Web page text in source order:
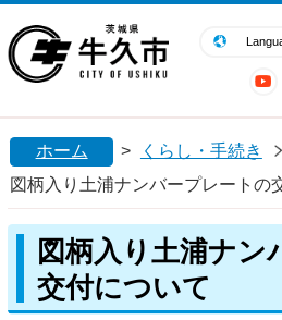
閉じる
ホーム > くらし・手続き
図柄入り土浦ナンバープレートの
図柄入り土浦ナン
交付について